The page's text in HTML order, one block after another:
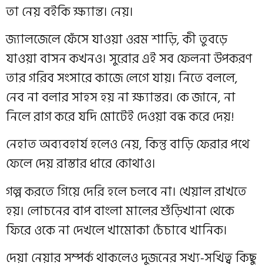
তা নেয় বইকি ক্ষ্যান্ত। নেয়।
জ্যালজেলে ফেঁসে যাওয়া ওরম শাড়ি, কী তুবড়ে
যাওয়া বাসন কখনও। সুরোর এই সব ফেলনা উপকরণ
তার গরিব সংসারে কাজে লেগে যায়। নিতে বললে,
নেব না বলার সাহস হয় না ক্ষ্যান্তর। কে জানে, না
নিলে রাগ করে যদি মোটেই দেওয়া বন্ধ করে দেয়!
নেহাত অব্যবহার্য হলেও নেয়, কিন্তু বাড়ি ফেরার পথে
ফেলে দেয় রাস্তার ধারে কোথাও।
গল্প করতে গিয়ে দেরি হলে চলবে না। খেয়াল রাখতে
হয়। লোচনের বাপ বাংলা মালের শুঁড়িখানা থেকে
ফিরে ওকে না দেখলে খামোকা চেঁচাবে খানিক।
দেয়া নেয়ার সম্পর্ক থাকলেও দুজনের সখ্য-সখিত্ব কিছু